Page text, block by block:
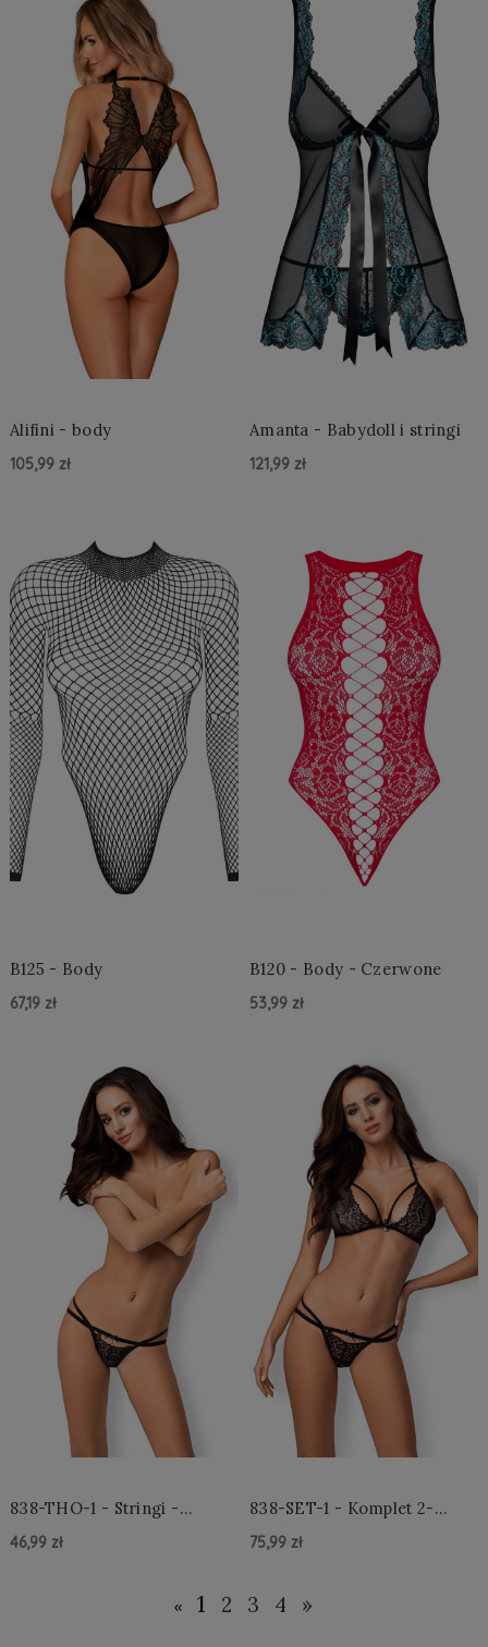
Alifini - body
105,99 zł
Amanta - Babydoll i stringi
121,99 zł
B125 - Body
67,19 zł
B120 - Body - Czerwone
53,99 zł
838-THO-1 - Stringi -
46,99 zł
838-SET-1 - Komplet 2-
75,99 zł
Do Koszyka »
« 1 2 3 4 »